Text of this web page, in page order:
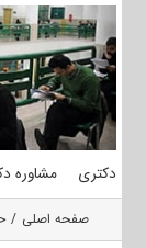
محتوا
دکتری مشاوره
صفحه اصلی